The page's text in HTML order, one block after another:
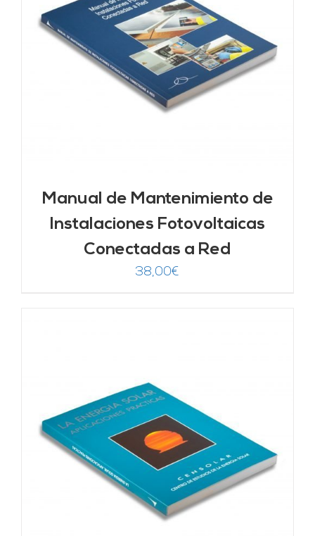
Manual de Mantenimiento de
Instalaciones Fotovoltaicas
Conectadas a Red
38,00€